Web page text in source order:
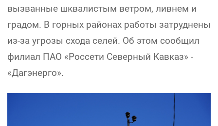
вызванные шквалистым ветром, ливнем и
градом. В горных районах работы затруднены
из-за угрозы схода селей. Об этом сообщил
филиал ПАО «Россети Северный Кавказ» -
«Дагэнерго».